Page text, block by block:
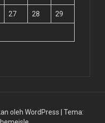
27 28 29
oleh WordPress
Tema: